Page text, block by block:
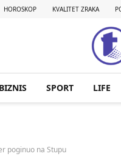
HOROSKOP KVALITET ZRAKA
BIZNIS SPORT LIFE
poginuo na Stupu